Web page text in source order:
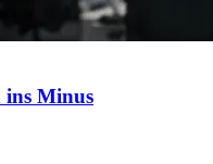
ins Minus